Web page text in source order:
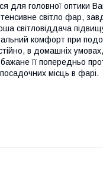
для головної оптики
світло фар,
світловіддача
комфорт при
в домашніх
її попередньо
місць в фарі.